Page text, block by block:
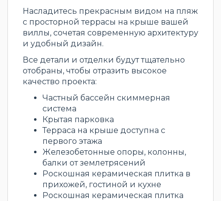
Насладитесь прекрасным видом на пляж
с просторной террасы на крыше вашей
виллы, сочетая современную архитектуру
и удобный дизайн.
Все детали и отделки будут тщательно
отобраны, чтобы отразить высокое
качество проекта:
Частный бассейн скиммерная
система
Крытая парковка
Терраса на крыше доступна с
первого этажа
Железобетонные опоры, колонны,
балки от землетрясений
Роскошная керамическая плитка в
прихожей, гостиной и кухне
Роскошная керамическая плитка